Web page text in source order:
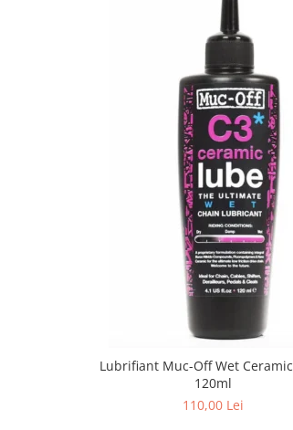
Lubrifiant Muc-Off Wet
120ml
110,00 Lei